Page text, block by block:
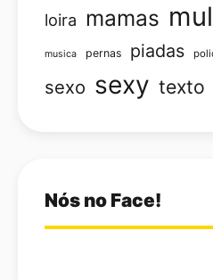
loira mamas
musica pernas piadas
sexo sexy texto
Nós no Face!